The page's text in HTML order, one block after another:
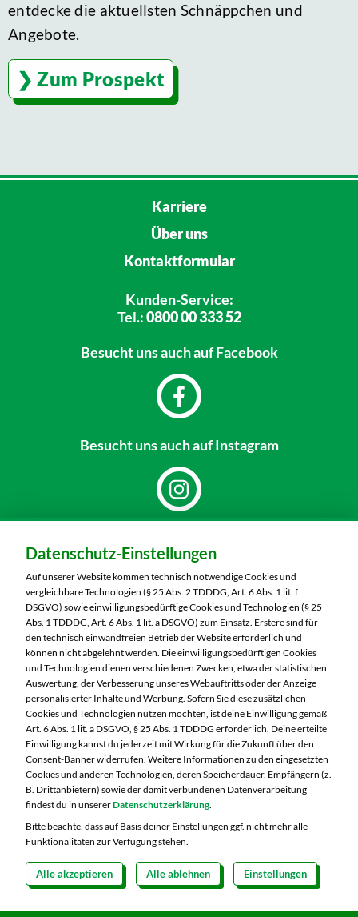
entdecke die aktuellsten Schnäppchen und
Angebote.
Zum Prospekt
Karriere
Über uns
Kontaktformular
Kunden-Service:
Tel.:0800 00 333 52
Besucht unsauch auf Facebook
Besucht unsauch auf Instagram
MARKTKAUF Nobitz
Altenburger Straße 29
04603 Nobitz
Telefon:03447 51260
Markt ändern
Öffnungszeiten diese Woche:
Mo:
07:00 – 20:00 Uhr
Di:
07:00 – 20:00 Uhr
Mi:
07:00 – 20:00 Uhr
Do:
07:00 – 20:00 Uhr
Fr:
07:00 – 20:00 Uhr
Copyright 2026 © MARKTKAUF Datenschutz
Impressum
Hinweisgebersystem Menschenrechte
Datenschutz-Einstellungen
Auf unserer Website kommen technisch notwendige Cookies und
vergleichbare Technologien (§ 25 Abs. 2 TDDDG, Art. 6 Abs. 1 lit. f
DSGVO) sowie einwilligungsbedürftige Cookies und Technologien (§ 25
Abs. 1 TDDDG, Art. 6 Abs. 1 lit. a DSGVO) zum Einsatz. Erstere sind für
den technisch einwandfreien Betrieb der Website erforderlich und
können nicht abgelehnt werden. Die einwilligungsbedürftigen Cookies
und Technologien dienen verschiedenen Zwecken, etwa der statistischen
Auswertung, der Verbesserung unseres Webauftritts oder der Anzeige
personalisierter Inhalte und Werbung. Sofern Sie diese zusätzlichen
Cookies und Technologien nutzen möchten, ist deine Einwilligung gemäß
Art. 6 Abs. 1 lit. a DSGVO, § 25 Abs. 1 TDDDG erforderlich. Deine erteilte
Einwilligung kannst du jederzeit mit Wirkung für die Zukunft über den
Consent-Banner widerrufen. Weitere Informationen zu den eingesetzten
Cookies und anderen Technologien, deren Speicherdauer, Empfängern (z.
B. Drittanbietern) sowie der damit verbundenen Datenverarbeitung
findest du in unsererDatenschutzerklärung.
Bitte beachte, dass auf Basis deiner Einstellungen ggf. nicht mehr alle
Funktionalitäten zur Verfügung stehen.
Alle akzeptieren Alle ablehnen Einstellungen